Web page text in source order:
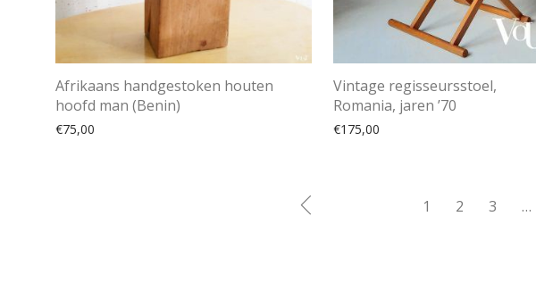
Afrikaans handgestoken houten
hoofd man (Benin)
€75,00
Vintage regisseursstoel,
Romania, jaren ’70
€175,00
1 2 3 …